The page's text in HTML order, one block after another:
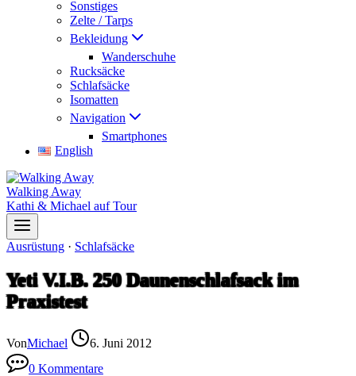
Sonstiges
Zelte / Tarps
Bekleidung
Wanderschuhe
Rucksäcke
Schlafsäcke
Isomatten
Navigation
Smartphones
English
Walking Away
Kathi & Michael auf Tour
Ausrüstung · Schlafsäcke
Yeti V.I.B. 250 Daunenschlafsack im
Praxistest
VonMichael
6. Juni 2012
0 Kommentare